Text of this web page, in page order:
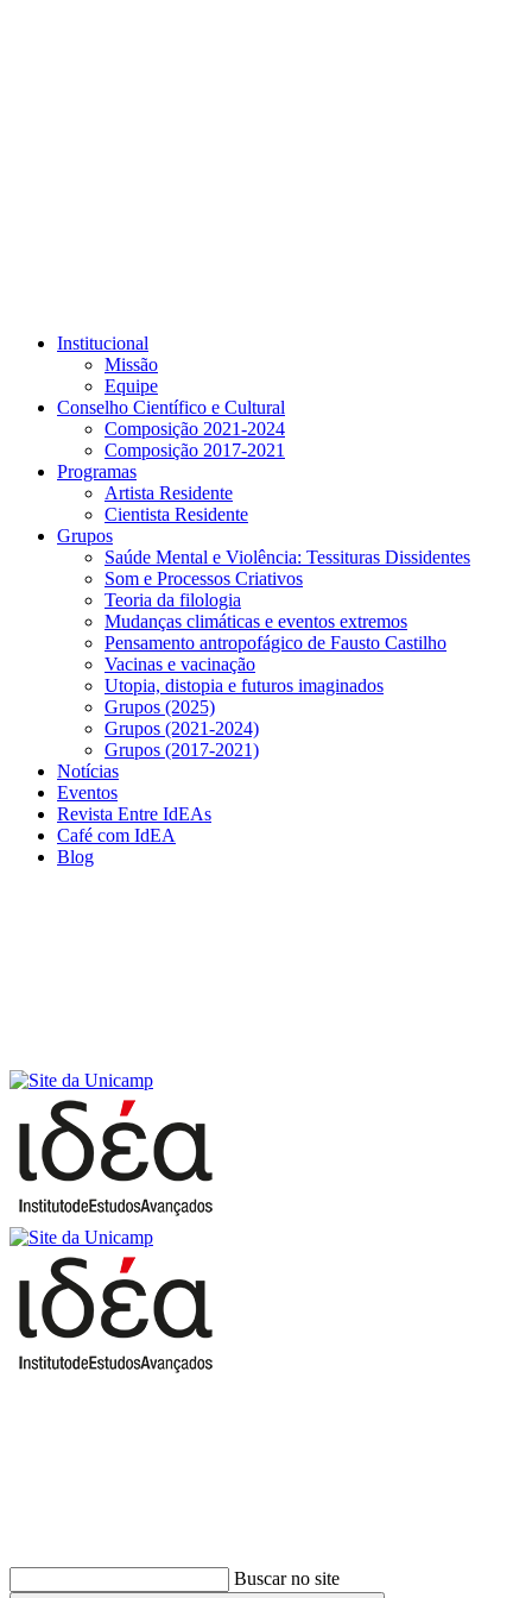
Institucional
Missão
Equipe
Conselho Científico e Cultural
Composição 2021-2024
Composição 2017-2021
Programas
Artista Residente
Cientista Residente
Grupos
Saúde Mental e Violência: Tessituras Dissidentes
Som e Processos Criativos
Teoria da filologia
Mudanças climáticas e eventos extremos
Pensamento antropofágico de Fausto Castilho
Vacinas e vacinação
Utopia, distopia e futuros imaginados
Grupos (2025)
Grupos (2021-2024)
Grupos (2017-2021)
Notícias
Eventos
Revista Entre IdEAs
Café com IdEA
Blog
Buscar no site